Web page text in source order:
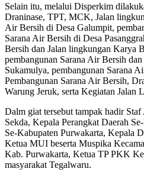
Selain itu, melalui Disperkim
Draninase, TPT, MCK, Jalan
Air Bersih di Desa Galumpit,
Sarana Air Bersih di Desa
Bersih dan Jalan lingkungan Karya
pembangunan Sarana Air Bersih
Sukamulya, pembangunan Sarana
Pembangunan Sarana Air Bersih,
Warung Jeruk, serta Kegiatan Jalan
Dalm giat tersebut tampak hadir
Sekda, Kepala Perangkat Daerah
Se-Kabupaten Purwakarta, Kepala
Ketua MUI beserta Muspika
Kab. Purwakarta, Ketua TP PKK
masyarakat Tegalwaru.